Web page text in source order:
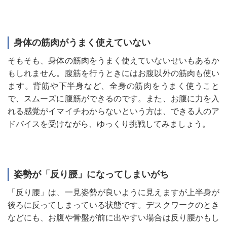
身体の筋肉がうまく使えていない
そもそも、身体の筋肉をうまく使えていないせいもあるか
もしれません。腹筋を行うときにはお腹以外の筋肉も使い
ます。背筋や下半身など、全身の筋肉をうまく使うこと
で、スムーズに腹筋ができるのです。また、お腹に力を入
れる感覚がイマイチわからないという方は、できる人のア
ドバイスを受けながら、ゆっくり挑戦してみましょう。
姿勢が「反り腰」になってしまいがち
「反り腰」は、一見姿勢が良いように見えますが上半身が
後ろに反ってしまっている状態です。デスクワークのとき
などにも、お腹や骨盤が前に出やすい場合は反り腰かもし